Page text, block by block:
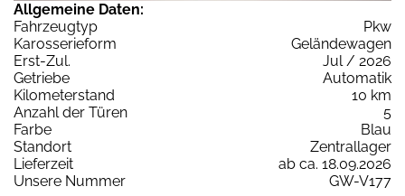
Allgemeine Daten:
Fahrzeugtyp
Pkw
Karosserieform
Geländewagen
Erst-Zul.
Jul / 2026
Getriebe
Automatik
Kilometerstand
10 km
Anzahl der Türen
5
Farbe
Blau
Standort
Zentrallager
Lieferzeit
ab ca. 18.09.2026
Unsere Nummer
GW-V177